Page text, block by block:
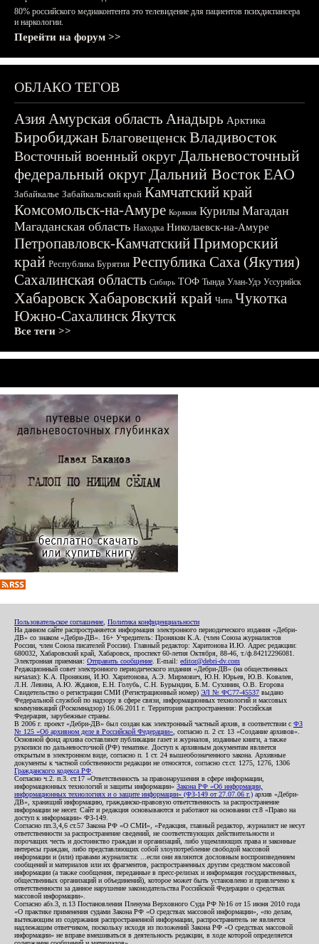
80% российского медиаконтента это телевидение для пациентов психдиспансера
и наркологии.
Перейти на форум >>
ОБЛАКО ТЕГОВ
АзияАмурская область Анадырь Арктика
БиробиджанБлаговещенскВладивосток
Восточный военный округДальневосточный
федеральный округДальний ВостокЕАО
Забайкалье Забайкальский край Камчатский край
Комсомольск-на-Амуре Корякия Курилы Магадан
Магаданская область Находка Николаевск-на-Амуре
Петропавловск-КамчатскийПриморский
край Республика Бурятия Республика Саха (Якутия)
Сахалинская область Сибирь ТОФ Тында Улан-Удэ Уссурийск
ХабаровскХабаровский край Чита Чукотка
Южно-СахалинскЯкутск
Все теги >>
Пользовательское соглашение Политика конфиденциальности
На данном сайте распространяется информация электронного периодического издания «Дебри-
ДВ» со знаком «Дебри-ДВ». 16+ Учредитель: Пронякин К.А. (член Союза журналистов
России, член Союза писателей России). Главный редактор: Харитонова И.Ю. Адрес редакции:
680032, Хабаровский край, Хабаровск, проспект 60-летия Октября, 88-46, т./ф.84212296081.
Электронная приемная: Отправить сообщение . E-mail: editor@debri-dv.com
Редакционный совет электронного периодического издания «Дебри-ДВ» (на общественных
началах): К.А. Пронякин, И.Ю. Харитонова, А.Э. Мирмович, Ю.Н. Юрьев, Ю.В. Ковалев,
Л.Н. Левина, А.Ю. Жданов, Е.Н. Голубь, С.Н. Бурындин, Б.М. Сухинин, О.В. Егорова
Свидетельство о регистрации СМИ (Регистрационный номер) ЭЛ № ФС77-45537 выдано
Федеральной службой по надзору в сфере связи, информационных технологий и массовых
коммуникаций (Роскомнадзор) 16.06.2011 г. Территория распространения: Российская
Федерация, зарубежные страны.
В 2006 г. проект «Дебри-ДВ» был создан как электронный частный архив, в соответствии с ФЗ
№ 125 «Об архивном деле в Российской Федерации» , согласно п. 2 ст. 13 «Создание архивов».
Основной фонд архива составляют публикации газет и журналов, изданные книги, а также
рукописи по дальневосточной (РФ) тематике. Доступ к архивным документам является
открытым в электронном виде, согласно п. 1 ст. 24 вышеобозначенного закона. Архивные
документы к частной собственности редакции не относятся, согласно ст.ст. 1275, 1276, 1306
Гражданского кодекса РФ
Согласно ч.2. п.3. ст.17 «Ответственность за правонарушения в сфере информации,
информационных технологий и защиты информации» Закона РФ «Об информации,
информационных технологиях и о защите информации» (ФЗ-149 от 27.07.06 г.) архив «Дебри-
ДВ», хранящий информацию, гражданско-правовую ответственность за распространение
информации не несет. Сайт и редакция основываются и работают на основании ст.8 «Право на
доступ к информации» ФЗ-149.
Согласно пп.3,4,6 ст.57 Закона РФ «О СМИ», «Редакция, главный редактор, журналист не несут
ответственности за распространение сведений, не соответствующих действительности и
порочащих честь и достоинство граждан и организаций, либо ущемляющих права и законные
интересы граждан, либо представляющих собой злоупотребление свободой массовой
информации и (или) правами журналиста: ...если они являются дословным воспроизведением
сообщений и материалов или их фрагментов, распространенных другим средством массовой
информации (а также сообщения, переданные в пресс-релизах и информация государственных,
общественных организаций и объединений), которое может быть установлено и привлечено к
ответственности за данное нарушение законодательства Российской Федерации о средствах
массовой информации».
Согласно абз.3, п.13 Постановления Пленума Верховного Суда РФ №16 от 15 июня 2010 года
«О практике применения судами Закона РФ «О средствах массовой информации», «по делам,
вытекающим из содержания распространенной информации, распространитель не является
надлежащим ответчиком, поскольку исходя из положений Закона РФ «О средствах массовой
информации» не вправе вмешиваться в деятельность редакции, в ходе которой определяется